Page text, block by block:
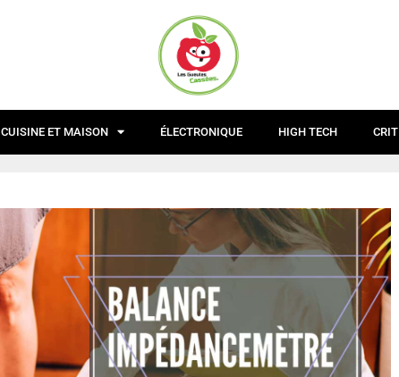
CUISINE ET MAISON ÉLECTRONIQUE HIGH TECH